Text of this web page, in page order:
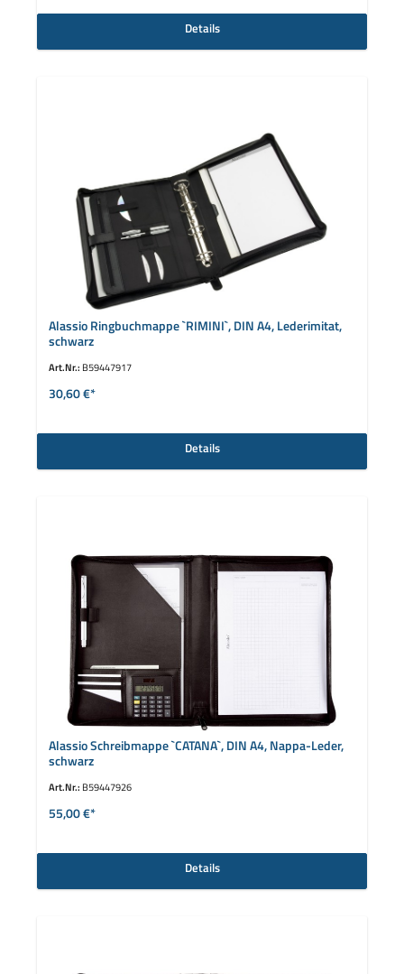
Details
Alassio Ringbuchmappe `RIMINI`, DIN A4, Lederimitat,
schwarz
Art.Nr.: B59447917
30,60 €*
Details
Alassio Schreibmappe `CATANA`, DIN A4, Nappa-Leder,
schwarz
Art.Nr.: B59447926
55,00 €*
Details